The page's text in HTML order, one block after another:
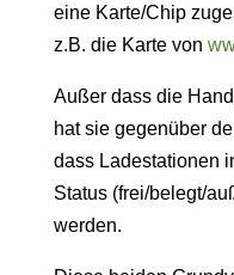
eine Karte/Chip
z.B. die Karte von
Außer dass die
hat sie gegenüber
dass Ladestationen
Status (frei/belegt/
werden.